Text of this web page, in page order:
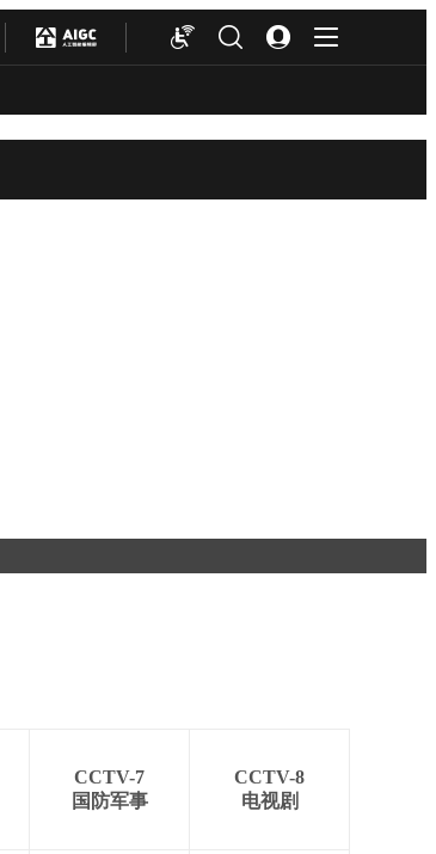
汽车 数智 5G 产业+
CCTV-7
国防军事
CCTV-8
电视剧